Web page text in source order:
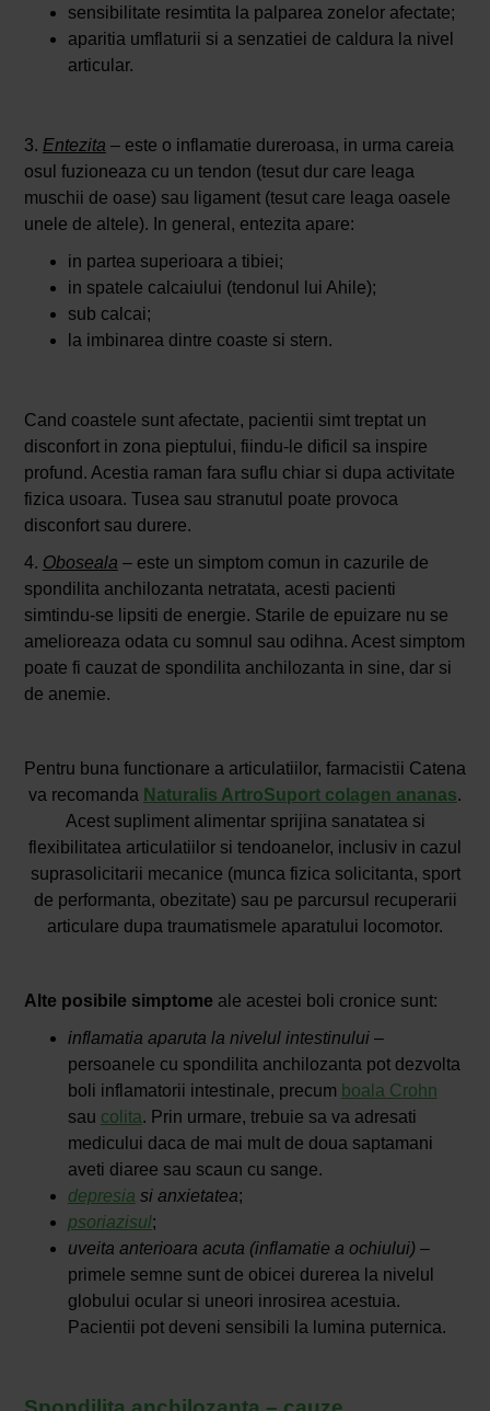
sensibilitate resimtita la palparea zonelor afectate;
aparitia umflaturii si a senzatiei de caldura la nivel
articular.
3. Entezita – este o inflamatie dureroasa, in urma careia
osul fuzioneaza cu un tendon (tesut dur care leaga
muschii de oase) sau ligament (tesut care leaga oasele
unele de altele). In general, entezita apare:
in partea superioara a tibiei;
in spatele calcaiului (tendonul lui Ahile);
sub calcai;
la imbinarea dintre coaste si stern.
Cand coastele sunt afectate, pacientii simt treptat un
disconfort in zona pieptului, fiindu-le dificil sa inspire
profund. Acestia raman fara suflu chiar si dupa activitate
fizica usoara. Tusea sau stranutul poate provoca
disconfort sau durere.
4. Oboseala – este un simptom comun in cazurile de
spondilita anchilozanta netratata, acesti pacienti
simtindu-se lipsiti de energie. Starile de epuizare nu se
amelioreaza odata cu somnul sau odihna. Acest simptom
poate fi cauzat de spondilita anchilozanta in sine, dar si
de anemie.
Pentru buna functionare a articulatiilor, farmacistii Catena
va recomanda Naturalis ArtroSuport colagen ananas.
Acest supliment alimentar sprijina sanatatea si
flexibilitatea articulatiilor si tendoanelor, inclusiv in cazul
suprasolicitarii mecanice (munca fizica solicitanta, sport
de performanta, obezitate) sau pe parcursul recuperarii
articulare dupa traumatismele aparatului locomotor.
Alte posibile simptome ale acestei boli cronice sunt:
inflamatia aparuta la nivelul intestinului–
persoanele cu spondilita anchilozanta pot dezvolta
boli inflamatorii intestinale, precum boala Crohn
sau colita. Prin urmare, trebuie sa va adresati
medicului daca de mai mult de doua saptamani
aveti diaree sau scaun cu sange.
depresia si anxietatea;
psoriazisul;
uveita anterioara acuta (inflamatie a ochiului) –
primele semne sunt de obicei durerea la nivelul
globului ocular si uneori inrosirea acestuia.
Pacientii pot deveni sensibili la lumina puternica.